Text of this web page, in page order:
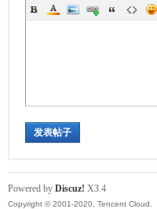
发表帖子
Powered by Discuz! X3.4
Copyright © 2001-2020, Tencent Cloud.